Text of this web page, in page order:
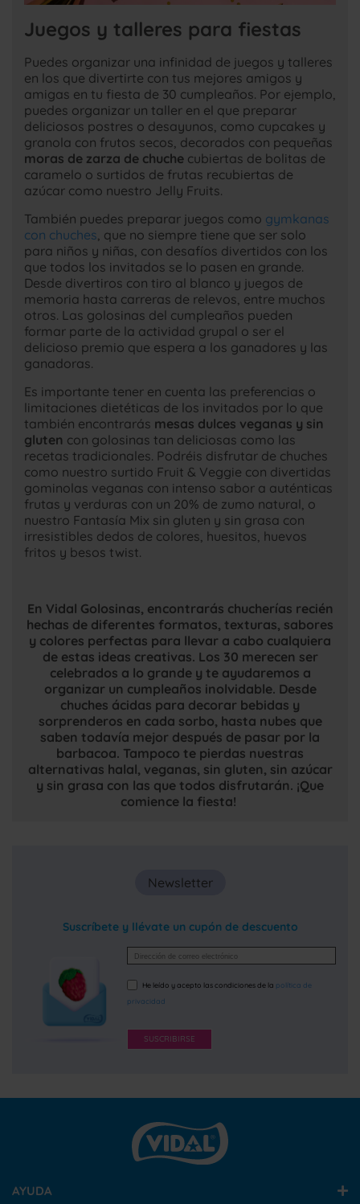
Juegos y talleres para fiestas
Puedes organizar una infinidad de juegos y talleres
en los que divertirte con tus mejores amigos y
amigas en tu fiesta de 30 cumpleaños. Por ejemplo,
puedes organizar un taller en el que preparar
deliciosos postres o desayunos, como cupcakes y
granola con frutos secos, decorados con pequeñas
moras de zarza de chuche cubiertas de bolitas de
caramelo o surtidos de frutas recubiertas de
azúcar como nuestro Jelly Fruits.
También puedes preparar juegos como gymkanas
con chuches , que no siempre tiene que ser solo
para niños y niñas, con desafíos divertidos con los
que todos los invitados se lo pasen en grande.
Desde divertiros con tiro al blanco y juegos de
memoria hasta carreras de relevos, entre muchos
otros. Las golosinas del cumpleaños pueden
formar parte de la actividad grupal o ser el
delicioso premio que espera a los ganadores y las
ganadoras.
Es importante tener en cuenta las preferencias o
limitaciones dietéticas de los invitados por lo que
también encontrarás mesas dulces veganas y sin
gluten con golosinas tan deliciosas como las
recetas tradicionales. Podréis disfrutar de chuches
como nuestro surtido Fruit & Veggie con divertidas
gominolas veganas con intenso sabor a auténticas
frutas y verduras con un 20% de zumo natural, o
nuestro Fantasía Mix sin gluten y sin grasa con
irresistibles dedos de colores, huesitos, huevos
fritos y besos twist.
En Vidal Golosinas, encontrarás chucherías recién
hechas de diferentes formatos, texturas, sabores
y colores perfectas para llevar a cabo cualquiera
de estas ideas creativas. Los 30 merecen ser
celebrados a lo grande y te ayudaremos a
organizar un cumpleaños inolvidable. Desde
chuches ácidas para decorar bebidas y
sorprenderos en cada sorbo, hasta nubes que
saben todavía mejor después de pasar por la
barbacoa. Tampoco te pierdas nuestras
alternativas halal, veganas, sin gluten, sin azúcar
y sin grasa con las que todos disfrutarán. ¡Que
comience la fiesta!
Newsletter
Suscríbete y llévate un cupón de descuento
He leído y acepto las condiciones de la política de
privacidad
SUSCRIBIRSE
AYUDA